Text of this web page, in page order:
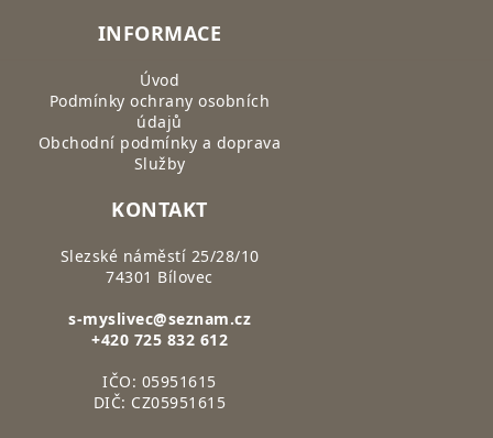
INFORMACE
Úvod
Podmínky ochrany osobních
údajů
Obchodní podmínky a doprava
Služby
KONTAKT
Slezské náměstí 25/28/10
74301 Bílovec
s-myslivec@seznam.cz
+420 725 832 612
IČO: 05951615
DIČ: CZ05951615